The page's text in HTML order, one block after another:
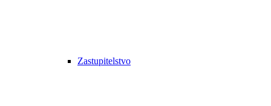
Zastupitelstvo